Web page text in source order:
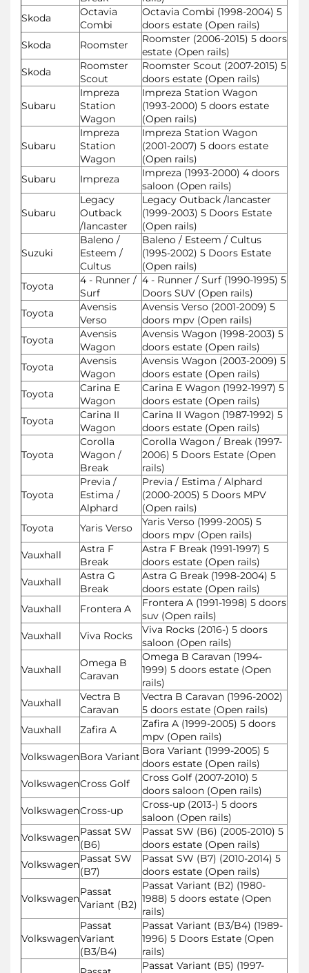
Skoda
Octavia
Combi
Octavia Combi (1998-2004) 5
doors estate (Open rails)
Skoda
Roomster
Roomster (2006-2015) 5 doors
estate (Open rails)
Skoda
Roomster
Scout
Roomster Scout (2007-2015) 5
doors estate (Open rails)
Subaru
Impreza
Station
Wagon
Impreza Station Wagon
(1993-2000) 5 doors estate
(Open rails)
Subaru
Impreza
Station
Wagon
Impreza Station Wagon
(2001-2007) 5 doors estate
(Open rails)
Subaru
Impreza
Impreza (1993-2000) 4 doors
saloon (Open rails)
Subaru
Legacy
Outback
/lancaster
Legacy Outback /lancaster
(1999-2003) 5 Doors Estate
(Open rails)
Suzuki
Baleno /
Esteem /
Cultus
Baleno / Esteem / Cultus
(1995-2002) 5 Doors Estate
(Open rails)
Toyota
4 - Runner /
Surf
4 - Runner / Surf (1990-1995) 5
Doors SUV (Open rails)
Toyota
Avensis
Verso
Avensis Verso (2001-2009) 5
doors mpv (Open rails)
Toyota
Avensis
Wagon
Avensis Wagon (1998-2003) 5
doors estate (Open rails)
Toyota
Avensis
Wagon
Avensis Wagon (2003-2009) 5
doors estate (Open rails)
Toyota
Carina E
Wagon
Carina E Wagon (1992-1997) 5
doors estate (Open rails)
Toyota
Carina II
Wagon
Carina II Wagon (1987-1992) 5
doors estate (Open rails)
Toyota
Corolla
Wagon /
Break
Corolla Wagon / Break (1997-
2006) 5 Doors Estate (Open
rails)
Toyota
Previa /
Estima /
Alphard
Previa / Estima / Alphard
(2000-2005) 5 Doors MPV
(Open rails)
Toyota
Yaris Verso
Yaris Verso (1999-2005) 5
doors mpv (Open rails)
Vauxhall
Astra F
Break
Astra F Break (1991-1997) 5
doors estate (Open rails)
Vauxhall
Astra G
Break
Astra G Break (1998-2004) 5
doors estate (Open rails)
Vauxhall
Frontera A
Frontera A (1991-1998) 5 doors
suv (Open rails)
Vauxhall
Viva Rocks
Viva Rocks (2016-) 5 doors
saloon (Open rails)
Vauxhall
Omega B
Caravan
Omega B Caravan (1994-
1999) 5 doors estate (Open
rails)
Vauxhall
Vectra B
Caravan
Vectra B Caravan (1996-2002)
5 doors estate (Open rails)
Vauxhall
Zafira A
Zafira A (1999-2005) 5 doors
mpv (Open rails)
VolkswagenBora Variant Bora Variant (1999-2005) 5
doors estate (Open rails)
VolkswagenCross Golf
Cross Golf (2007-2010) 5
doors saloon (Open rails)
VolkswagenCross-up
Cross-up (2013-) 5 doors
saloon (Open rails)
VolkswagenPassat SW
(B6)
Passat SW (B6) (2005-2010) 5
doors estate (Open rails)
VolkswagenPassat SW
(B7)
Passat SW (B7) (2010-2014) 5
doors estate (Open rails)
Volkswagen
Passat
Variant (B2)
Passat Variant (B2) (1980-
1988) 5 doors estate (Open
rails)
Volkswagen
Passat
Variant
(B3/B4)
Passat Variant (B3/B4) (1989-
1996) 5 Doors Estate (Open
rails)
Passat Variant (B5) (1997-